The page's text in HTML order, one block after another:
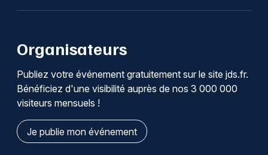
Organisateurs
Publiez votre événement gratuitement sur le site jds.fr.
Bénéficiez d'une visibilité auprès de nos 3 000 000
visiteurs mensuels !
Je publie mon événement